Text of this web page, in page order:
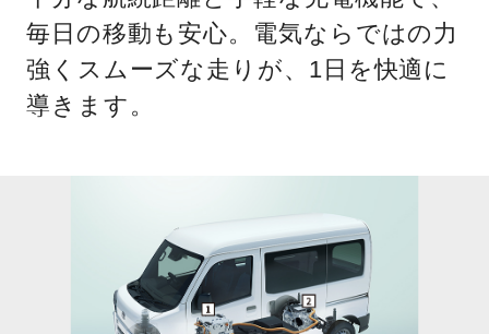
毎日の移動も安心。電気ならではの力
強くスムーズな走りが、1日を快適に
導きます。